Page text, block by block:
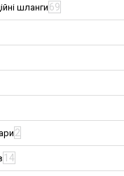
шланги69
2
14